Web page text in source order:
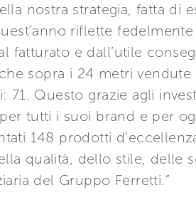
nostra strategia, fatta di
riflette
fatturato e dall’utile
sopra i 24 metri
Questo grazie agli
tutti i suoi brand e per
148 prodotti
qualità, dello stile, delle
del Gruppo Ferretti.”